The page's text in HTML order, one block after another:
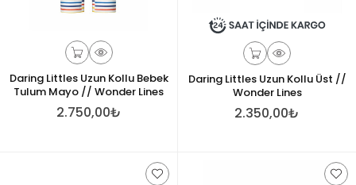
Daring Littles Uzun Kollu Bebek
Tulum Mayo // Wonder Lines
2.750,00₺
Daring Littles Uzun Kollu Üst //
Wonder Lines
2.350,00₺